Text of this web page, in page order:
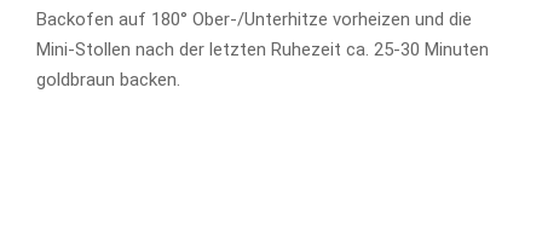
Backofen auf 180° Ober-/Unterhitze vorheizen und die
Mini-Stollen nach der letzten Ruhezeit ca. 25-30 Minuten
goldbraun backen.